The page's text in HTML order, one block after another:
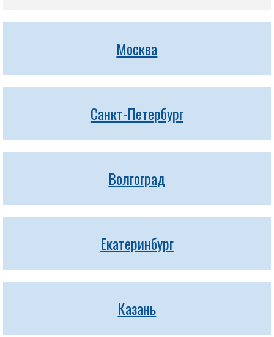
Москва
Санкт-Петербург
Волгоград
Екатеринбург
Казань